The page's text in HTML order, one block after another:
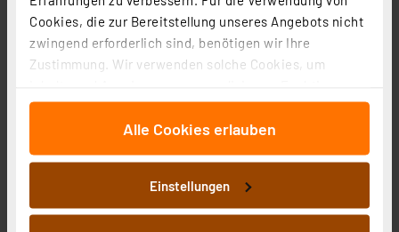
Cookies, die zur Bereitstellung unseres Angebots nicht
zwingend erforderlich sind, benötigen wir Ihre
Zustimmung. Wir verwenden solche Cookies, um
für soziale Medien anbieten zu können und die Zugriffe
auf unsere Website zu analysieren. Außerdem geben
wir Informationen zu Ihrer Verwendung unserer Website
an unsere Partner für soziale Medien, Werbung und
Analysen weiter. Unsere Partner führen diese
Informationen möglicherweise mit weiteren Daten
Alle Cookies erlauben
Einstellungen
Artikel-Nr. 258164
19.66 CHF
zzgl. MwSt.